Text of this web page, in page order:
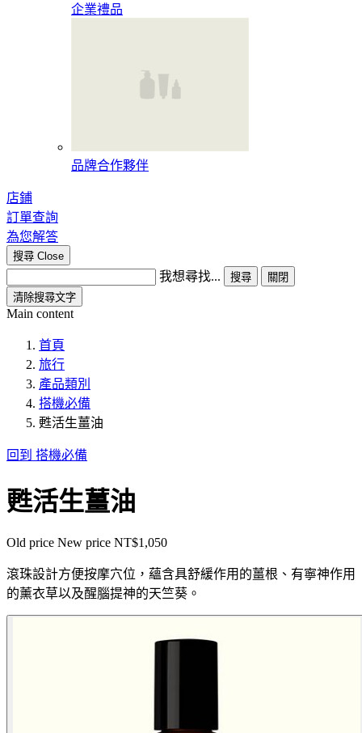
企業禮品
品牌合作夥伴
店鋪
訂單查詢
為您解答
搜尋 Close
我想尋找... 搜尋
關閉
清除搜尋文字
Main content
首頁
旅行
產品類別
搭機必備
甦活生薑油
回到 搭機必備
甦活生薑油
Old price New price NT$1,050
滾珠設計方便按摩穴位，蘊含具舒緩作用的薑根、有寧神作用
的薰衣草以及醒腦提神的天竺葵。